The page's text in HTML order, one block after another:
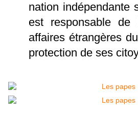
nation indépendante
est responsable
affaires étrangères
protection de ses